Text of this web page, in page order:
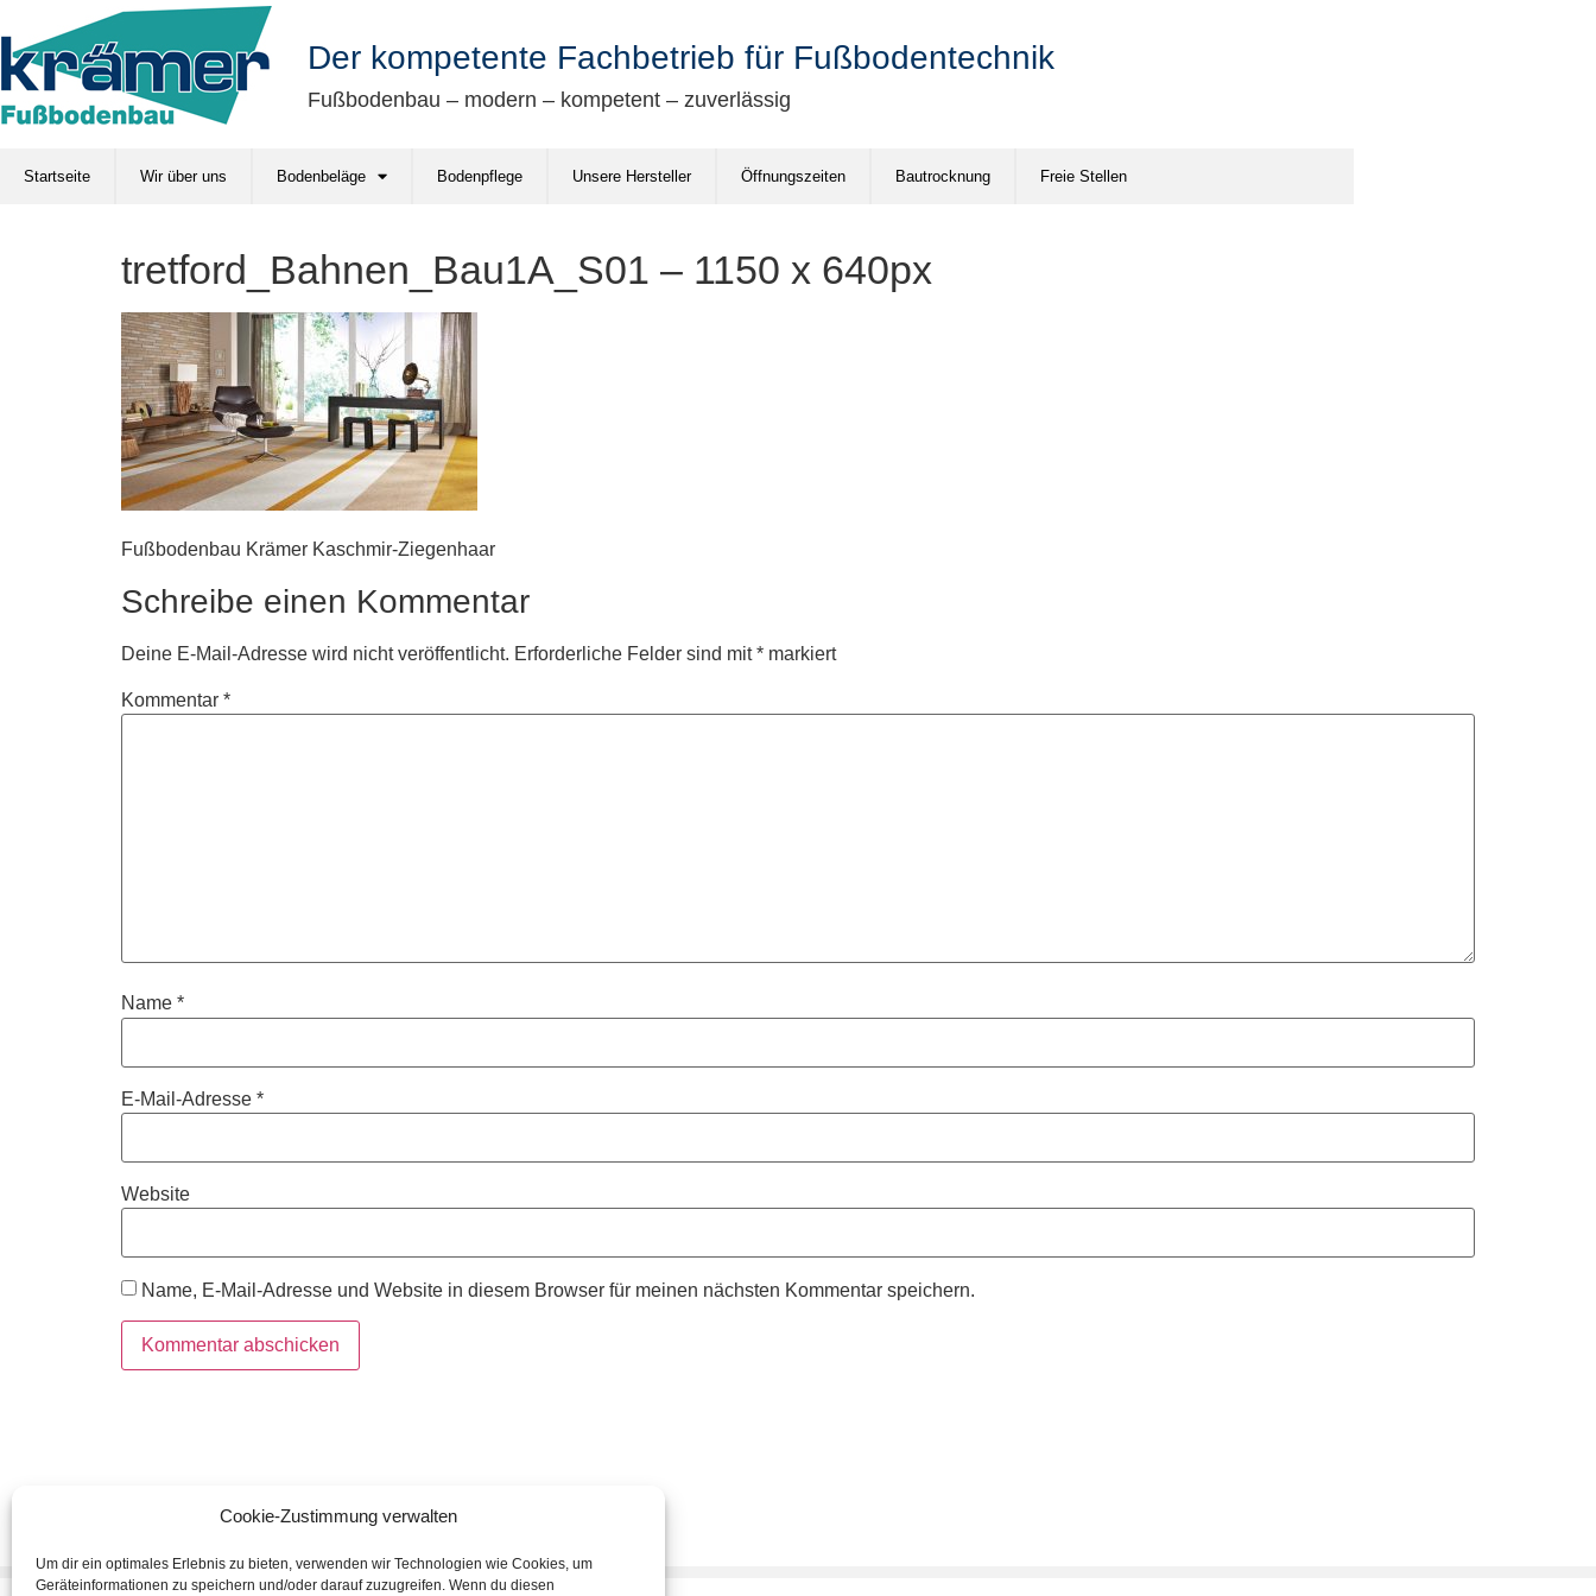
Cookie-Zustimmung verwalten
Um dir ein optimales Erlebnis zu bieten, verwenden wir Technologien wie Cookies, um
Geräteinformationen zu speichern und/oder darauf zuzugreifen. Wenn du diesen
springen
Der kompetente Fachbetrieb für Fußbodentechnik
Fußbodenbau – modern – kompetent – zuverlässig
Startseite Wir über uns Bodenbeläge Bodenpflege Unsere Hersteller Öffnungszeiten Bautrocknung Freie Stellen
tretford_Bahnen_Bau1A_S01 – 1150 x 640px
Fußbodenbau Krämer Kaschmir-Ziegenhaar
Schreibe einen Kommentar
Deine E-Mail-Adresse wird nicht veröffentlicht. Erforderliche Felder sind mit* markiert
Kommentar *
Name *
E-Mail-Adresse *
Website
Name, E-Mail-Adresse und Website in diesem Browser für meinen nächsten Kommentar speichern.